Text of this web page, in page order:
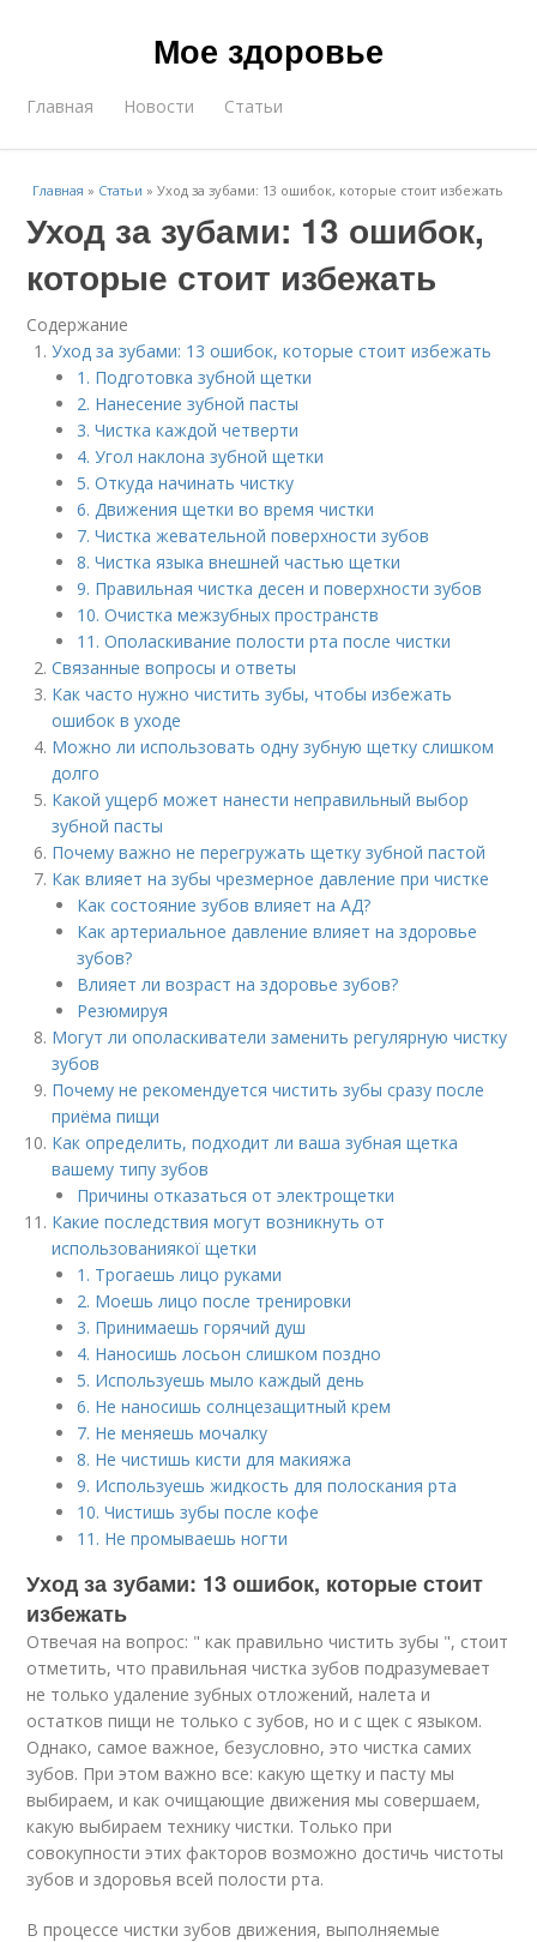
Мое здоровье
Главная Новости Статьи
Главная » Статьи »Уход за зубами: 13 ошибок, которые стоит избежать
Уход за зубами: 13 ошибок,
которые стоит избежать
Содержание
Уход за зубами: 13 ошибок, которые стоит избежать
1. Подготовка зубной щетки
2. Нанесение зубной пасты
3. Чистка каждой четверти
4. Угол наклона зубной щетки
5. Откуда начинать чистку
6. Движения щетки во время чистки
7. Чистка жевательной поверхности зубов
8. Чистка языка внешней частью щетки
9. Правильная чистка десен и поверхности зубов
10. Очистка межзубных пространств
11. Ополаскивание полости рта после чистки
Связанные вопросы и ответы
Как часто нужно чистить зубы, чтобы избежать
ошибок в уходе
Можно ли использовать одну зубную щетку слишком
долго
Какой ущерб может нанести неправильный выбор
зубной пасты
Почему важно не перегружать щетку зубной пастой
Как влияет на зубы чрезмерное давление при чистке
Как состояние зубов влияет на АД?
Как артериальное давление влияет на здоровье
зубов?
Влияет ли возраст на здоровье зубов?
Резюмируя
Могут ли ополаскиватели заменить регулярную чистку
зубов
Почему не рекомендуется чистить зубы сразу после
приёма пищи
Как определить, подходит ли ваша зубная щетка
вашему типу зубов
Причины отказаться от электрощетки
Какие последствия могут возникнуть от
использованиякої щетки
1. Трогаешь лицо руками
2. Моешь лицо после тренировки
3. Принимаешь горячий душ
4. Наносишь лосьон слишком поздно
5. Используешь мыло каждый день
6. Не наносишь солнцезащитный крем
7. Не меняешь мочалку
8. Не чистишь кисти для макияжа
9. Используешь жидкость для полоскания рта
10. Чистишь зубы после кофе
11. Не промываешь ногти
Уход за зубами: 13 ошибок, которые стоит
избежать
Отвечая на вопрос: " как правильно чистить зубы ", стоит
отметить, что правильная чистка зубов подразумевает
не только удаление зубных отложений, налета и
остатков пищи не только с зубов, но и с щек с языком.
Однако, самое важное, безусловно, это чистка самих
зубов. При этом важно все: какую щетку и пасту мы
выбираем, и как очищающие движения мы совершаем,
какую выбираем технику чистки. Только при
совокупности этих факторов возможно достичь чистоты
зубов и здоровья всей полости рта.
В процессе чистки зубов движения, выполняемые